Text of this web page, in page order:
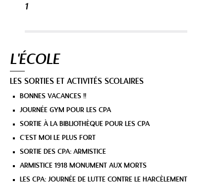
1
Navigation
L'ÉCOLE
LES SORTIES ET ACTIVITÉS SCOLAIRES
BONNES VACANCES !!
JOURNÉE GYM POUR LES CPA
SORTIE À LA BIBLIOTHÈQUE POUR LES CPA
C’EST MOI LE PLUS FORT
SORTIE DES CPA: ARMISTICE
ARMISTICE 1918 MONUMENT AUX MORTS
LES CPA: JOURNÉE DE LUTTE CONTRE LE HARCÈLEMENT